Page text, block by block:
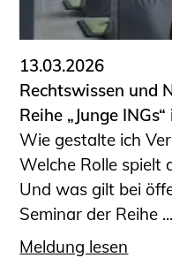
13.03.2026
Rechtswissen und
Reihe „Junge
Wie gestalte ich
Welche Rolle spielt
Und was gilt bei
Seminar der Reihe ...
Meldung lesen